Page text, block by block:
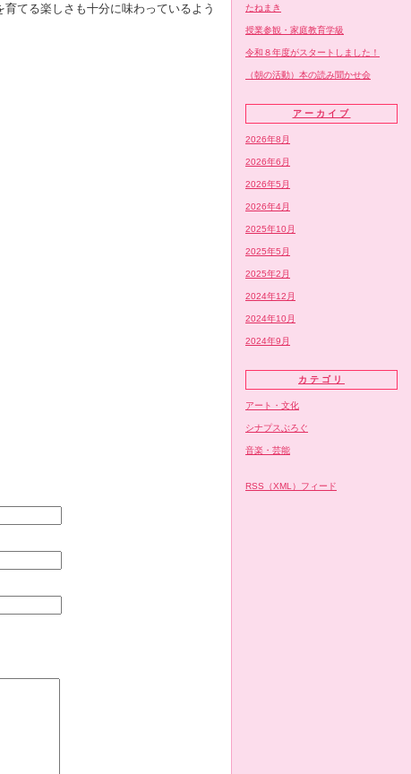
てる楽しさも十分に味わっているよう
たねまき
授業参観・家庭教育学級
令和８年度がスタートしました！
（朝の活動）本の読み聞かせ会
アーカイブ
2026年8月
2026年6月
2026年5月
2026年4月
2025年10月
2025年5月
2025年2月
2024年12月
2024年10月
2024年9月
カテゴリ
アート・文化
シナプスぶろぐ
音楽・芸能
RSS（XML）フィード